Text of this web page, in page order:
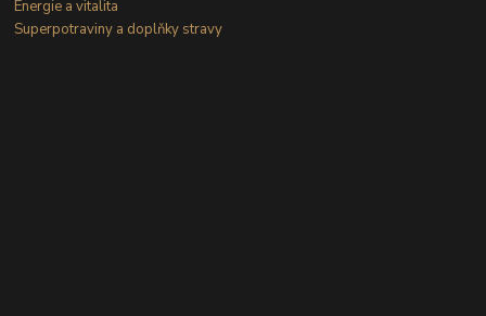
Energie a vitalita
Superpotraviny a doplňky stravy